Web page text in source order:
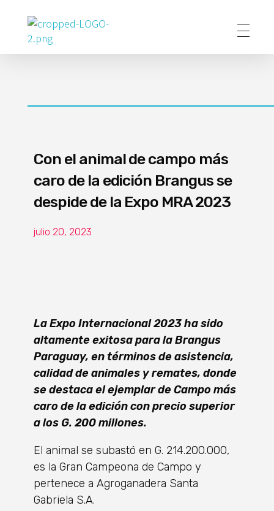
Poder Agropecuario
Con el animal de campo más
caro de la edición Brangus se
despide de la Expo MRA 2023
julio 20, 2023
La Expo Internacional 2023 ha sido
altamente exitosa para la Brangus
Paraguay, en términos de asistencia,
calidad de animales y remates, donde
se destaca el ejemplar de Campo más
caro de la edición con precio superior
a los G. 200 millones.
El animal se subastó en G. 214.200.000,
es la Gran Campeona de Campo y
pertenece a Agroganadera Santa
Gabriela S.A.